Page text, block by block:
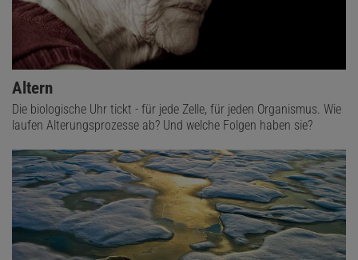
Altern
Die biologische Uhr tickt - für jede Zelle, für jeden Organismus. Wie
laufen Alterungsprozesse ab? Und welche Folgen haben sie?